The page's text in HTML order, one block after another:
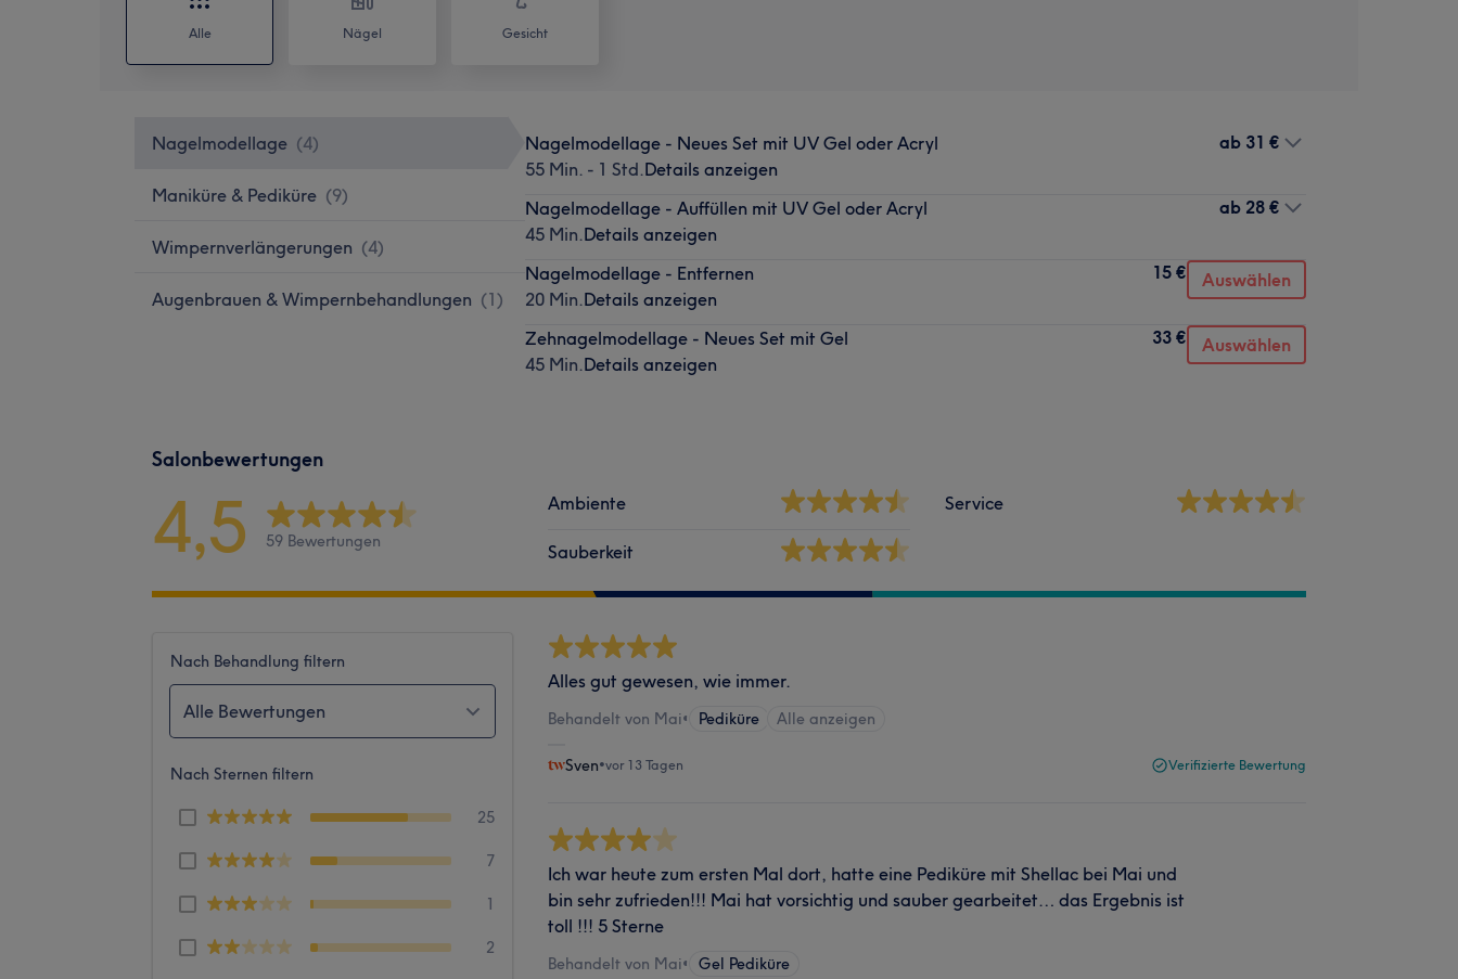
Alle Nägel Gesicht
Nagelmodellage (4)
Maniküre & Pediküre (9)
Wimpernverlängerungen (4)
Augenbrauen & Wimpernbehandlungen (1)
Nagelmodellage - Neues Set mit UV Gel oder Acryl
55 Min. - 1 Std.Details anzeigen
ab 31 €
Nagelmodellage - Auffüllen mit UV Gel oder Acryl
45 Min.Details anzeigen
ab 28 €
Nagelmodellage - Entfernen
20 Min.Details anzeigen
15 € Auswählen
Zehnagelmodellage - Neues Set mit Gel
45 Min.Details anzeigen
33 € Auswählen
Salonbewertungen
4,5 59 Bewertungen
Ambiente
Sauberkeit
Service
Nach Behandlung filtern
Alle Bewertungen
Nach Sternen filtern
25
7
1
2
Alles gut gewesen, wie immer.
Behandelt von Mai• Pediküre Alle anzeigen
Sven•vor 13 Tagen Verifizierte Bewertung
Ich war heute zum ersten Mal dort, hatte eine Pediküre mit Shellac bei Mai und
bin sehr zufrieden!!! Mai hat vorsichtig und sauber gearbeitet… das Ergebnis ist
toll !!! 5 Sterne
Behandelt von Mai• Gel Pediküre